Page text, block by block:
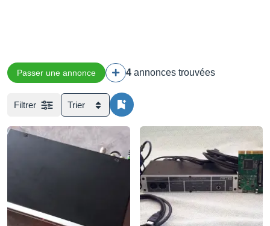
Passer une annonce 4 annonces trouvées
Filtrer Trier